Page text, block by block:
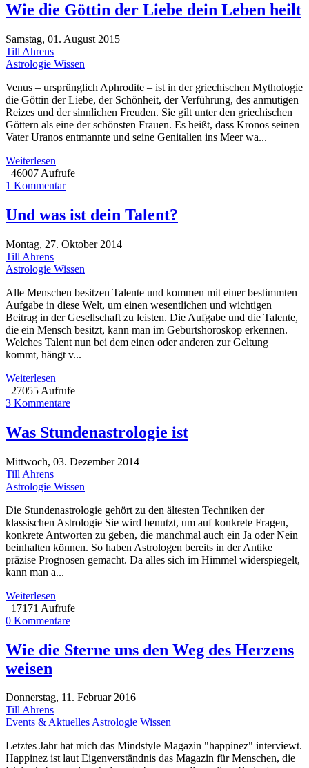
Wie die Göttin der Liebe dein Leben heilt
Samstag, 01. August 2015
Till Ahrens
Astrologie Wissen
Venus – ursprünglich Aphrodite – ist in der griechischen Mythologie
die Göttin der Liebe, der Schönheit, der Verführung, des anmutigen
Reizes und der sinnlichen Freuden. Sie gilt unter den griechischen
Göttern als eine der schönsten Frauen. Es heißt, dass Kronos seinen
Vater Uranos entmannte und seine Genitalien ins Meer wa...
Weiterlesen
46007 Aufrufe
1 Kommentar
Und was ist dein Talent?
Montag, 27. Oktober 2014
Till Ahrens
Astrologie Wissen
Alle Menschen besitzen Talente und kommen mit einer bestimmten
Aufgabe in diese Welt, um einen wesentlichen und wichtigen
Beitrag in der Gesellschaft zu leisten. Die Aufgabe und die Talente,
die ein Mensch besitzt, kann man im Geburtshoroskop erkennen.
Welches Talent nun bei dem einen oder anderen zur Geltung
kommt, hängt v...
Weiterlesen
27055 Aufrufe
3 Kommentare
Was Stundenastrologie ist
Mittwoch, 03. Dezember 2014
Till Ahrens
Astrologie Wissen
Die Stundenastrologie gehört zu den ältesten Techniken der
klassischen Astrologie Sie wird benutzt, um auf konkrete Fragen,
konkrete Antworten zu geben, die manchmal auch ein Ja oder Nein
beinhalten können. So haben Astrologen bereits in der Antike
präzise Prognosen gemacht. Da alles sich im Himmel widerspiegelt,
kann man a...
Weiterlesen
17171 Aufrufe
0 Kommentare
Wie die Sterne uns den Weg des Herzens
weisen
Donnerstag, 11. Februar 2016
Till Ahrens
Events & AktuellesAstrologie Wissen
Letztes Jahr hat mich das Mindstyle Magazin "happinez" interviewt.
Happinez ist laut Eigenverständnis das Magazin für Menschen, die